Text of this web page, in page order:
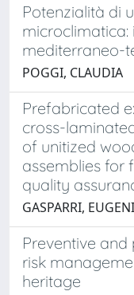
Potenzialità di
microclimatica:
mediterraneo-
POGGI, CLAUDIA
Prefabricated
cross-
of unitized
assemblies for
quality
GASPARRI,
Preventive
risk
heritage